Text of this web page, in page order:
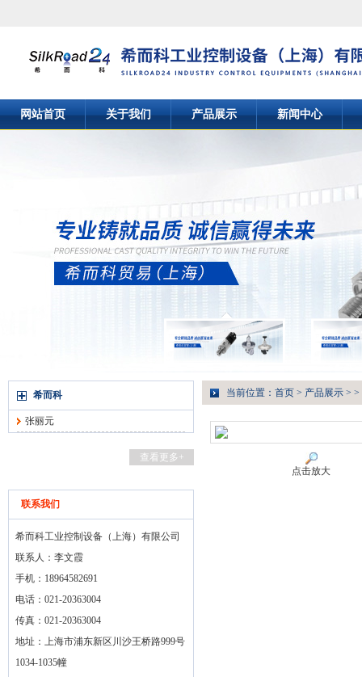
网站首页 关于我们 产品展示 新闻中心
希而科
张丽元
查看更多+
联系我们
希而科工业控制设备（上海）有限公司
联系人：李文霞
手机：18964582691
电话：021-20363004
传真：021-20363004
地址：上海市浦东新区川沙王桥路999号
1034-1035幢
当前位置： 首页 > 产品展示 > >
点击放大